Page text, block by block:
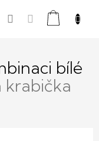
Nákupní
bílé
krabička